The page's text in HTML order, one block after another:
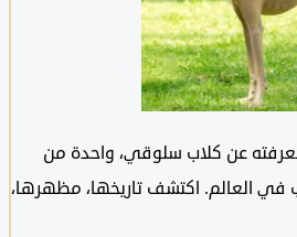
عن كلاب سلوقي، واحدة من
اكتشف تاريخها، مظهرها،